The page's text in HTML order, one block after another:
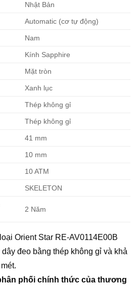
Nhật Bản
Automatic (cơ tự động)
Nam
Kính Sapphire
Mặt tròn
Xanh lục
Thép không gỉ
Thép không gỉ
41 mm
10 mm
10 ATM
SKELETON
2 Năm
Orient Star RE-AV0114E00B
đeo bằng thép không gỉ và khả
phối chính thức của thương